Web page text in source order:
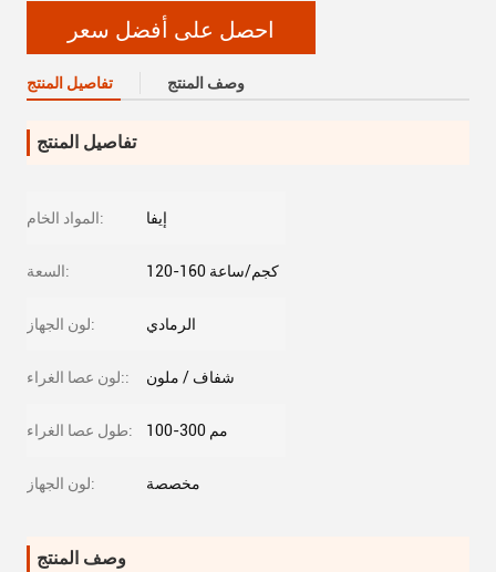
احصل على أفضل سعر
تفاصيل المنتج وصف المنتج
تفاصيل المنتج
المواد الخام: إيفا
السعة: 120-160 كجم/ساعة
لون الجهاز: الرمادي
لون عصا الغراء:: شفاف / ملون
طول عصا الغراء: 100-300 مم
لون الجهاز: مخصصة
وصف المنتج